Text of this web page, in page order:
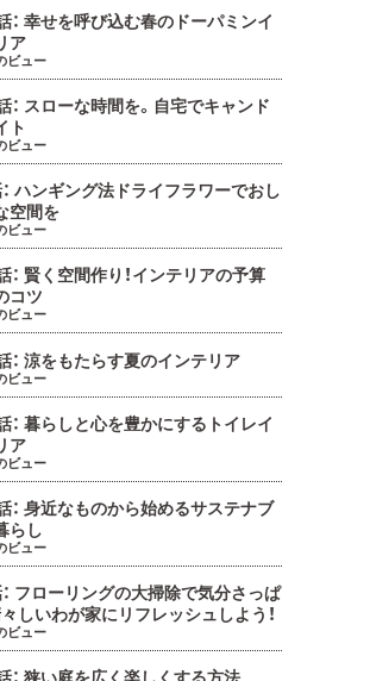
：幸せを呼び込む春のドーパミンイ
ア
ビュー
スローな時間を。自宅でキャンド
ト
ビュー
ハンギング法ドライフラワーでおし
空間を
ビュー
賢く空間作り！インテリアの予算
コツ
ビュー
：涼をもたらす夏のインテリア
ビュー
：暮らしと心を豊かにするトイレイ
ア
ビュー
：身近なものから始めるサステナブ
らし
ビュー
フローリングの大掃除で気分さっぱ
々しいわが家にリフレッシュしよう！
ビュー